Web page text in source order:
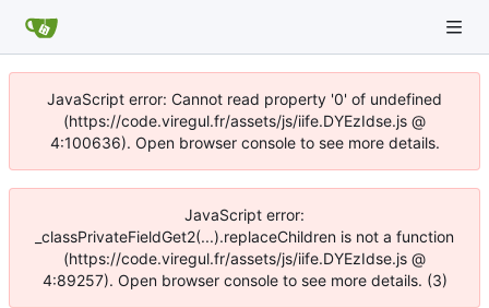
JavaScript error: Cannot read property '0' of undefined
(https://code.viregul.fr/assets/js/iife.DYEzIdse.js @
4:100636). Open browser console to see more details.
JavaScript error:
_classPrivateFieldGet2(...).replaceChildren is not a function
(https://code.viregul.fr/assets/js/iife.DYEzIdse.js @
4:89257). Open browser console to see more details. (3)